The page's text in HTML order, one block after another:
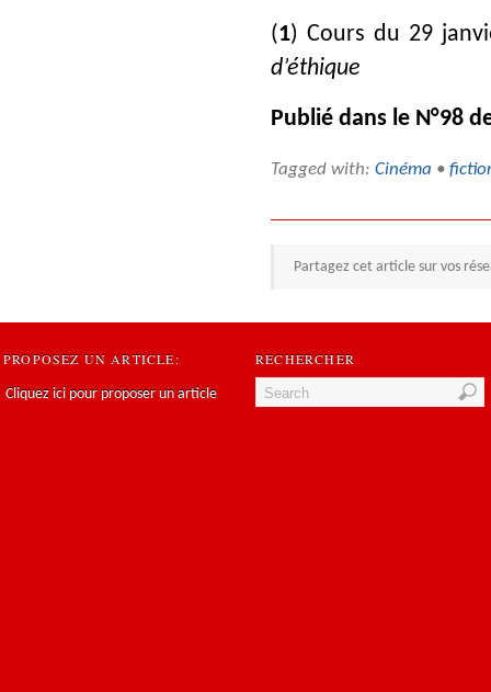
(1) Cours du 29
d’éthique
Publié dans le N°98
Tagged with: Cinéma •
Partagez cet article sur vos
PROPOSEZ UN ARTICLE:
Cliquez ici pour proposer un article
RECHERCHER